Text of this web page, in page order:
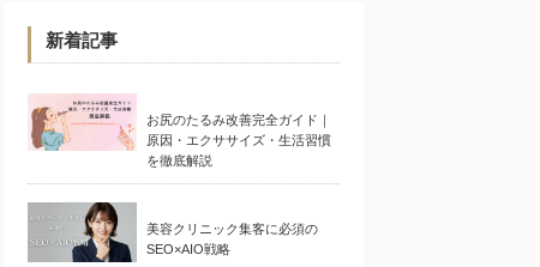
新着記事
お尻のたるみ改善完全ガイド｜
原因・エクササイズ・生活習慣
を徹底解説
美容クリニック集客に必須の
SEO×AIO戦略